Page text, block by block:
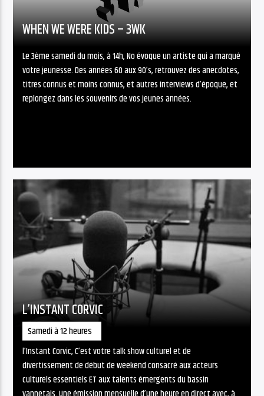
WHEN WE WERE KIDS – 3WK
Le 3ème samedi du mois, à 14h, No évoque un artiste qui a marqué
votre jeunesse. Des années 60 aux 90’s, retrouvez des anecdotes,
titres connus et moins connus, et autres interviews d’époque, et
replongez dans les souvenirs de vos jeunes années.
L’INSTANT CORVIC
Samedi à 12 heures
l’Instant Corvic, C’est votre talk show culturel et de
divertissement de début de weekend consacré aux acteurs
culturels essentiels ET aux talents émergents du bassin